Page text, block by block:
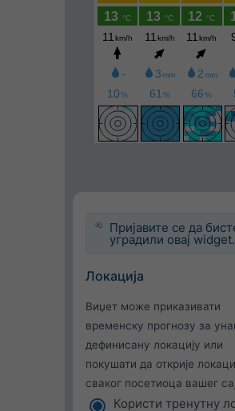
Пријавите се да
уградили овај widget.
Локација
Виџет може приказивати
временску прогнозу за
дефинисану локацију или
покушати да открије
сваког посетиоца вашег
Користи тренутну